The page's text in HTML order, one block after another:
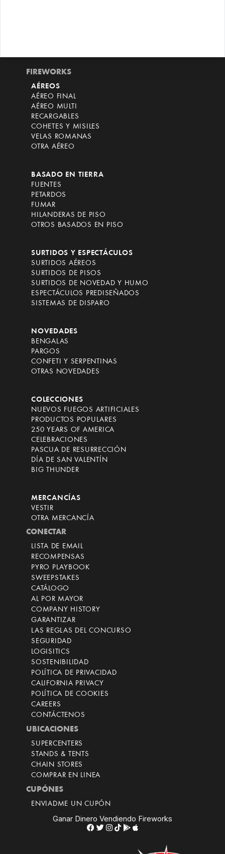
FIREWORKS
AÉREOS
AÉREO FINAL
AÉREO MULTI
RECARGABLES
COHETES Y MISILES
VELAS ROMANAS
OTRA AÉREO
BASADO EN TIERRA
FUENTES
PETARDOS
FUMAR
HILANDERAS DE PISO
OTROS BASADOS EN PISO
SURTIDOS Y ESPECTÁCULOS
SURTIDOS AÉREOS
SURTIDOS DE PISOS
SURTIDOS DE NOVEDAD Y HUMO
ESPECTÁCULOS PREDISEÑADOS
SISTEMAS DE DISPARO
NOVEDADES
BENGALAS
PARGOS
CONFETI Y SERPENTINAS
OTRAS NOVEDADES
COLECCIONES
NUEVOS FUEGOS ARTIFICIALES
PRODUCTOS POPULARES
250 YEARS OF AMERICA
CELEBRACIONES
PASCUA DE RESURRECCIÓN
DÍA DE SAN VALENTÍN
BIG THUNDER
MERCANCÍAS
VESTIR
OTRA MERCANCÍA
CONECTAR
LISTA DE EMAIL
RECOMPENSAS
PYRO PLAYBOOK
SWEEPSTAKES
CATÁLOGO
AL POR MAYOR
COMPANY HISTORY
GARANTIZAR
LAS REGLAS DEL CONCURSO
SEGURIDAD
LOGISITICS
SOSTENIBILIDAD
POLÍTICA DE PRIVACIDAD
CALIFORNIA PRIVACY
POLÍTICA DE COOKIES
CAREERS
CONTÁCTENOS
UBICACIONES
SUPERCENTERS
STANDS & TENTS
CHAIN STORES
COMPRAR EN LINEA
CUPÓNES
ENVIADME UN CUPÓN
Ganar Dinero Vendiendo Fireworks